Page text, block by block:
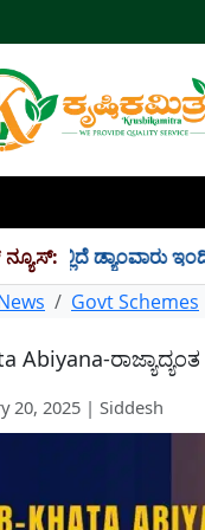
ನ್ಯೂಸ್:
ಡ್ಯಾಂವಾರು ಇಂದಿನ
Govt Schemes
Abiyana-
20, 2025 | Siddesh